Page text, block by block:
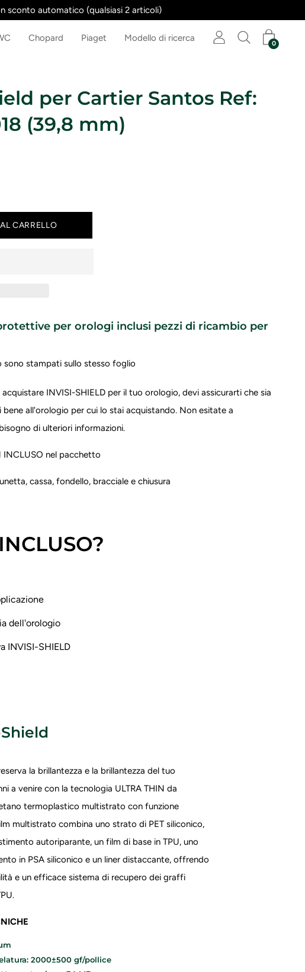
sconto automatico (qualsiasi 2 articoli)
Chopard Piaget Modello di ricerca
0
per Cartier Santos Ref:
(39,8 mm)
CARRELLO
per orologi inclusi pezzi di ricambio per
sono stampati sullo stesso foglio
INVISI-SHIELD per il tuo orologio, devi assicurarti che sia
all'orologio per cui lo stai acquistando. Non esitate a
di ulteriori informazioni.
INCLUSO nel pacchetto
cassa, fondello, bracciale e chiusura
dell'orologio
INVISI-SHIELD
la brillantezza e la brillantezza del tuo
a venire con la tecnologia ULTRA THIN da
termoplastico multistrato con funzione
multistrato combina uno strato di PET siliconico,
autoriparante, un film di base in TPU, uno
in PSA siliconico e un liner distaccante, offrendo
e un efficace sistema di recupero dei graffi
2000±500 gf/pollice